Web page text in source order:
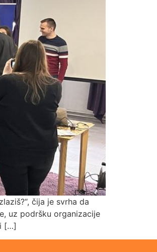
čija je svrha da
uz podršku organizacije
[…]